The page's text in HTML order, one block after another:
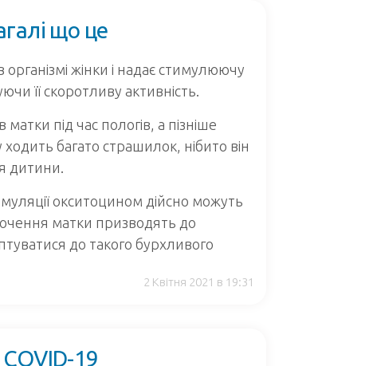
що це
жінки і надає стимулюючу
її скоротливу активність. ⠀ ⠀
під час пологів, а пізніше
багато страшилок, нібито він
дитини.
окситоцином дійсно можуть
матки призводять до
до такого бурхливого
2 Квітня 2021 в 19:31
19